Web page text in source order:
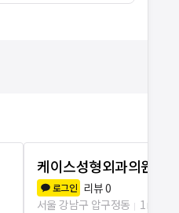
케이스성형외과의원
로그인 리뷰0
서울 강남구 압구정동
1m